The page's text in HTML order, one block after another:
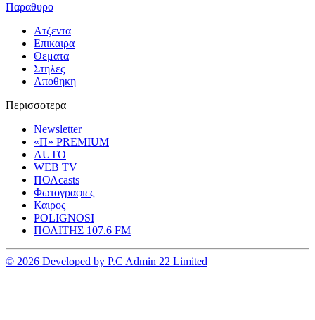
Παραθυρο
Ατζεντα
Επικαιρα
Θεματα
Στηλες
Αποθηκη
Περισσοτερα
Newsletter
«Π» PREMIUM
AUTO
WEB TV
ΠΟΛcasts
Φωτογραφιες
Καιρος
POLIGNOSI
ΠΟΛΙΤΗΣ 107.6 FM
© 2026 Developed by P.C Admin 22 Limited